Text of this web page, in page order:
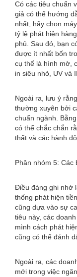
Có các tiêu chuẩn
giả có thể hướng
nhất, hãy chọn
tỷ lệ phát hiện
phủ. Sau đó, bạn
được ít nhất bốn
cụ thể là hình mờ,
in siêu nhỏ, UV và
Ngoài ra, lưu ý
thường xuyên bởi
chuẩn ngành.
có thể chắc chắn
thất và các hành
Phân nhóm 5: Các
Điều đáng ghi nhớ
thống phát hiện
cũng dựa vào sự
tiêu này, các
mình cách phát
cũng có thể đánh
Ngoài ra, các
mới trong việc